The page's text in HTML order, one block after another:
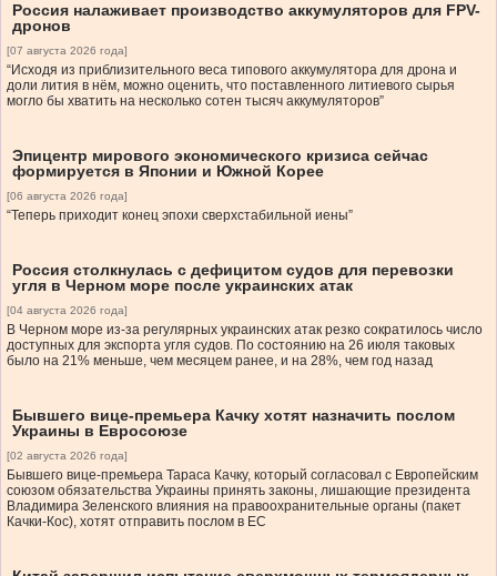
Россия налаживает производство аккумуляторов для FPV-
дронов
[07 августа 2026 года]
“Исходя из приблизительного веса типового аккумулятора для дрона и
доли лития в нём, можно оценить, что поставленного литиевого сырья
могло бы хватить на несколько сотен тысяч аккумуляторов”
Эпицентр мирового экономического кризиса сейчас
формируется в Японии и Южной Корее
[06 августа 2026 года]
“Теперь приходит конец эпохи сверхстабильной иены”
Россия столкнулась с дефицитом судов для перевозки
угля в Черном море после украинских атак
[04 августа 2026 года]
В Черном море из-за регулярных украинских атак резко сократилось число
доступных для экспорта угля судов. По состоянию на 26 июля таковых
было на 21% меньше, чем месяцем ранее, и на 28%, чем год назад
Бывшего вице-премьера Качку хотят назначить послом
Украины в Евросоюзе
[02 августа 2026 года]
Бывшего вице-премьера Тараса Качку, который согласовал с Европейским
союзом обязательства Украины принять законы, лишающие президента
Владимира Зеленского влияния на правоохранительные органы (пакет
Качки-Кос), хотят отправить послом в ЕС